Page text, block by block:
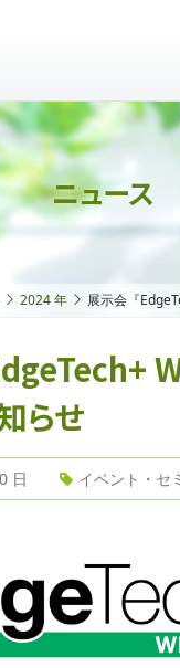
ニュース
2024 年 展示会『
らせ
日 イベント・セ